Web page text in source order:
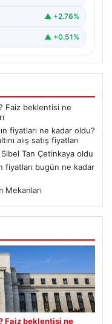
▲ +2.76%
▲ +0.51%
Faiz beklentisi ne
fiyatları ne kadar oldu?
alış satış fiyatları
Tan Çetinkaya oldu
fiyatları bugün ne kadar
Faiz beklentisi ne